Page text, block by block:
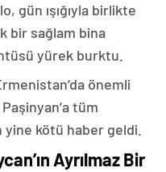
gün ışığıyla birlikte
bir sağlam bina
yürek burktu.
önemli
tüm
yine kötü haber geldi.
Ayrılmaz Bir